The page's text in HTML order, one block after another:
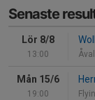
Senaste
Lör 8/8
13:00
Mån 15/6
19:00